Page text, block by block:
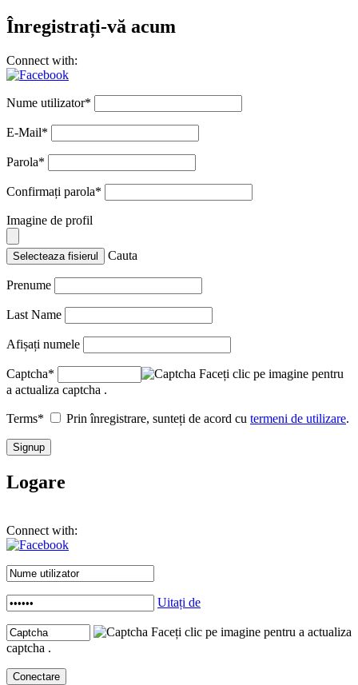
Înregistrați-vă acum
Connect with:
Nume utilizator*
E-Mail*
Parola*
Confirmați parola*
Imagine de profil
Selecteaza fisierul Cauta
Prenume
Last Name
Afișați numele
Captcha*
Faceți clic pe imagine pentru
a actualiza captcha .
Terms* Prin înregistrare, sunteți de acord cu termeni de utilizare.
Logare
Connect with:
Uitați de
Faceți clic pe imagine pentru a actualiza
captcha .